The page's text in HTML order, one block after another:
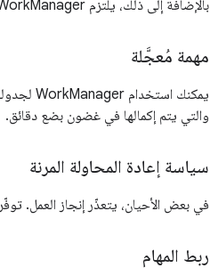
بالإضافة إلى ذلك، يلتزم WorkManager بميزات توفير الطاقة وأفضل الممارسات، مثل
مهمة مُعجَّلة
يمكنك استخدام WorkManager لجدولة عمل فوري ليتم تنفيذه في الخلفية. يجب استخدام
والتي يتم إكمالها في غضون بضع دقائق.
سياسة إعادة المحاولة المرنة
في بعض الأحيان، يتعذّر إنجاز العمل. توفّر WorkManager
ربط المهام